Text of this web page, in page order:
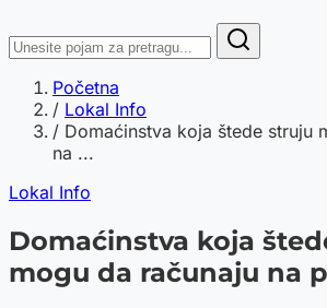
Početna
/ Lokal Info
/ Domaćinstva koja štede struju
na ...
Lokal Info
Domaćinstva koja
mogu da računaju na